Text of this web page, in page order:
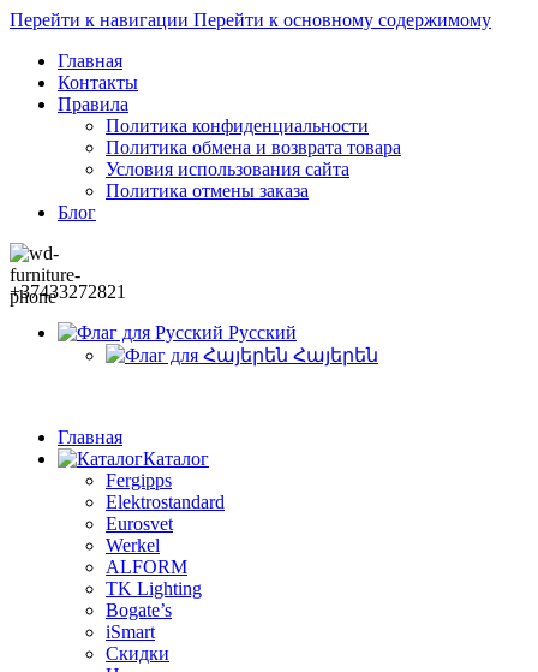
Перейти к навигации Перейти к основному содержимому
Главная
Контакты
Правила
Политика конфиденциальности
Политика обмена и возврата товара
Условия использования сайта
Политика отмены заказа
Блог
+37433272821
Русский
Հայերեն
Главная
Каталог
Fergipps
Elektrostandard
Eurosvet
Werkel
ALFORM
TK Lighting
Bogate’s
iSmart
Скидки